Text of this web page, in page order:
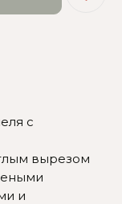
с
вырезом
и